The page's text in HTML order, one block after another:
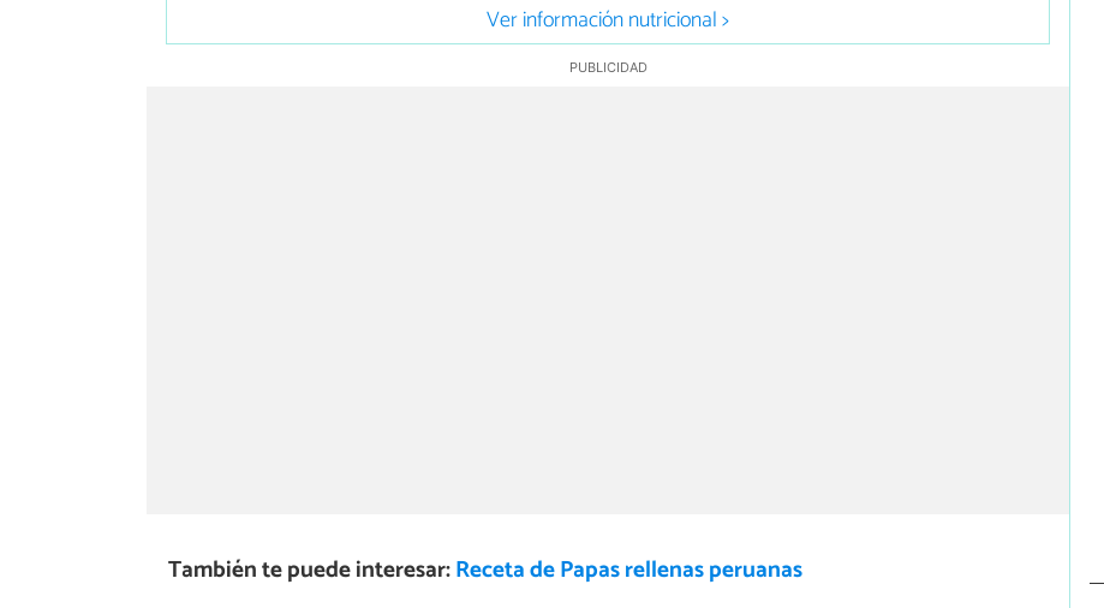
Ver información nutricional >
También te puede interesar:Receta de Papas rellenas peruanas